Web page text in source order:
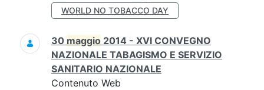
WORLD NO TOBACCO DAY
30 maggio 2014 - XVI CONVEGNO
NAZIONALE TABAGISMO E SERVIZIO
SANITARIO NAZIONALE
Contenuto Web